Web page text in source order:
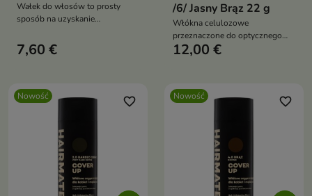
Wałek do włosów to prosty
sposób na uzyskanie
fal bez użycia wysokiej
temperatury.
7,60 €
/6/ Jasny Brąz 22 g
Włókna celulozowe
przeznaczone do optycznego
zagęszczania włosów oraz
12,00 €
Nowość favorite_border Nowość favorite_border